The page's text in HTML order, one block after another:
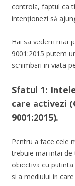
controla, faptul ca
intenționezi să
Hai sa vedem mai
9001:2015 putem
schimbari in viata
Sfatul 1:
care activezi
9001:2015).
Pentru a face cele
trebuie mai intai
obiectiva cu
si a mediului in